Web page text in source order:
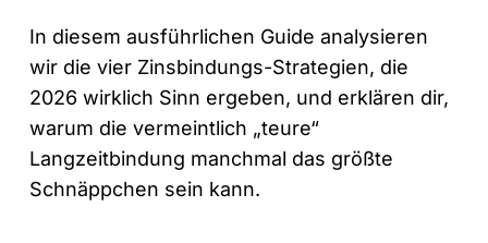
In diesem ausführlichen Guide analysieren
wir die vier Zinsbindungs-Strategien, die
2026 wirklich Sinn ergeben, und erklären dir,
warum die vermeintlich „teure“
Langzeitbindung manchmal das größte
Schnäppchen sein kann.